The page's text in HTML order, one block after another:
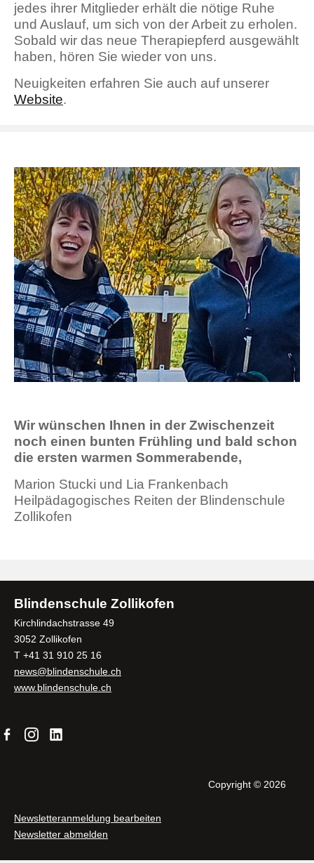
jedes ihrer Mitglieder erhält die nötige Ruhe
und Auslauf, um sich von der Arbeit zu erholen.
Sobald wir das neue Therapiepferd ausgewählt
haben, hören Sie wieder von uns.
Neuigkeiten erfahren Sie auch auf unserer
Website.
Wir wünschen Ihnen in der Zwischenzeit
noch einen bunten Frühling und bald schon
die ersten warmen Sommerabende,
Marion Stucki und Lia Frankenbach
Heilpädagogisches Reiten der Blindenschule
Zollikofen
Blindenschule Zollikofen
Kirchlindachstrasse 49
3052 Zollikofen
T +41 31 910 25 16
news@blindenschule.ch
www.blindenschule.ch
Copyright © 2026
Newsletteranmeldung bearbeiten
Newsletter abmelden